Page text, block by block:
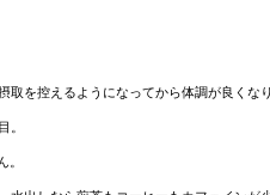
を控えるようになってから体調が良くなり
。
。